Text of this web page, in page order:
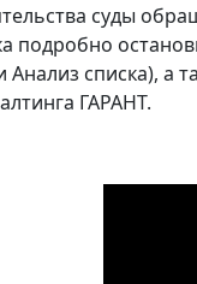
суды
подробно
списка), а
ГАРАНТ.